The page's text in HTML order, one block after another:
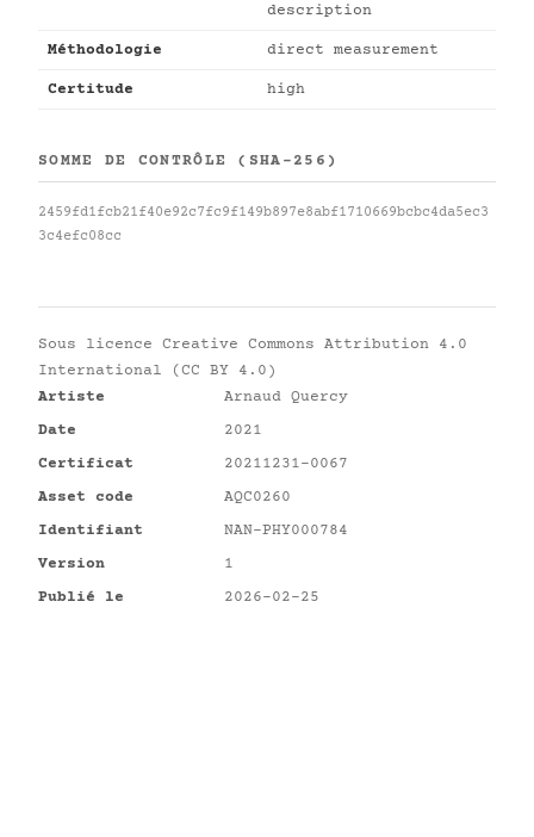
description
Méthodologie direct measurement
Certitude high
SOMME DE CONTRÔLE (SHA-256)
2459fd1fcb21f40e92c7fc9f149b897e8abf1710669bcbc4da5ec3
3c4efc08cc
Sous licence Creative Commons Attribution 4.0
International (CC BY 4.0)
Artiste
Arnaud Quercy
Date
2021
Certificat
20211231-0067
Asset code
AQC0260
Identifiant
NAN-PHY000784
Version
1
Publié le
2026-02-25